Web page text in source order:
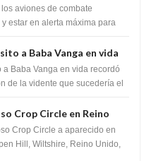
el misterioso satélite
aviones de combate
estar en alerta máxima para
a Baba Vanga en vida
predicción de la vidente
a Baba Vanga en vida recordó
de la vidente que sucedería el
Crop Circle en Reino
2016Crop Circle a aparecido en
Hill, Wiltshire, Reino Unido,